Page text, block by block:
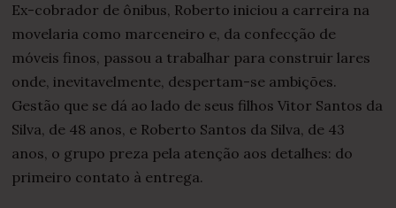
Ex-cobrador de ônibus, Roberto iniciou a carreira na
movelaria como marceneiro e, da confecção de
móveis finos, passou a trabalhar para construir lares
onde, inevitavelmente, despertam-se ambições.
Gestão que se dá ao lado de seus filhos Vitor Santos da
Silva, de 48 anos, e Roberto Santos da Silva, de 43
anos, o grupo preza pela atenção aos detalhes: do
primeiro contato à entrega.